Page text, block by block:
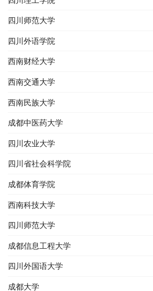
四川师范大学
四川外语学院
西南财经大学
西南交通大学
西南民族大学
成都中医药大学
四川农业大学
四川省社会科学院
成都体育学院
西南科技大学
四川师范大学
成都信息工程大学
四川外国语大学
成都大学